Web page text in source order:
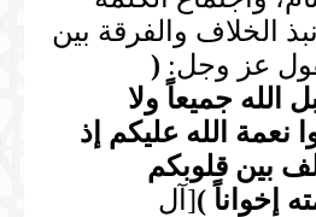
الخلاف والفرقة بين
عز وجل: (
الله جميعاً ولا
نعمة الله عليكم إذ
بين قلوبكم
إخواناً )[آل